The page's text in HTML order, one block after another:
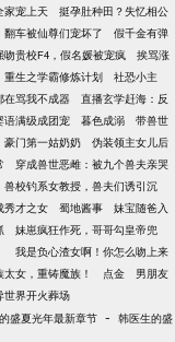
家宠上天
挺孕肚种田？失忆相公
翻车被仙尊们宠坏了
假千金有弹
吻贵校F4，假名媛被宠疯
挨骂涨
重生之学霸修炼计划
社恐小主
在骂我不成器
直播玄学赶海：反
语满级成团宠 暮色成溺
带兽世
豪门第一姑奶奶
伪装领主女儿后
穿成兽世恶雌：被九个兽夫亲哭
兽校钓系女教授，兽夫们诱引沉
秀才之女 蜀地酱事
妹宝随爸入
妹崽疯狂作死，哥哥勾皇帝兜
我是负心渣女啊！你怎么吻上来
女，重铸魔族！ 点金
男朋友
世界开火葬场
盛夏光年最新章节 - 韩医生的盛